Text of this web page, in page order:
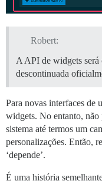
Robert:
A API de widgets será
descontinuada
Para novas interfaces de
widgets. No entanto, não
sistema até termos um
personalizações. Então,
‘depende’.
É uma história